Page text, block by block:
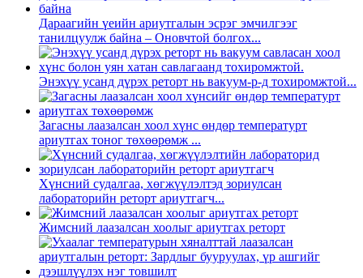
Дараагийн үеийн ариутгалын эсрэг эмчилгээг
танилцуулж байна – Оновчтой болгох...
Энэхүү усанд дүрэх реторт нь вакуум-p-д тохиромжтой...
Загасны лаазалсан хоол хүнс өндөр температурт
ариутгах тоног төхөөрөмж ...
Хүнсний судалгаа, хөгжүүлэлтэд зориулсан
лабораторийн реторт ариутгагч...
Жимсний лаазалсан хоолыг ариутгах реторт